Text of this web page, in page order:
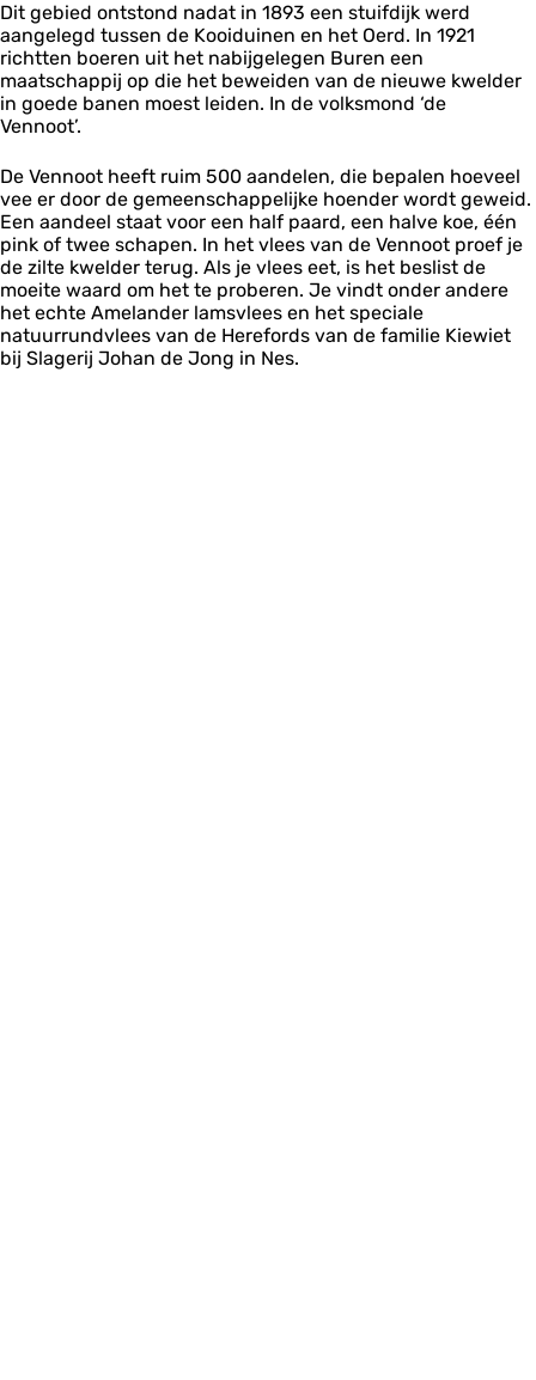
Dit gebied ontstond nadat in 1893 een stuifdijk werd
aangelegd tussen de Kooiduinen en het Oerd. In 1921
richtten boeren uit het nabijgelegen Buren een
maatschappij op die het beweiden van de nieuwe kwelder
in goede banen moest leiden. In de volksmond ‘de
Vennoot’.
De Vennoot heeft ruim 500 aandelen, die bepalen hoeveel
vee er door de gemeenschappelijke hoender wordt geweid.
Een aandeel staat voor een half paard, een halve koe, één
pink of twee schapen. In het vlees van de Vennoot proef je
de zilte kwelder terug. Als je vlees eet, is het beslist de
moeite waard om het te proberen. Je vindt onder andere
het echte Amelander lamsvlees en het speciale
natuurrundvlees van de Herefords van de familie Kiewiet
bij Slagerij Johan de Jong in Nes.